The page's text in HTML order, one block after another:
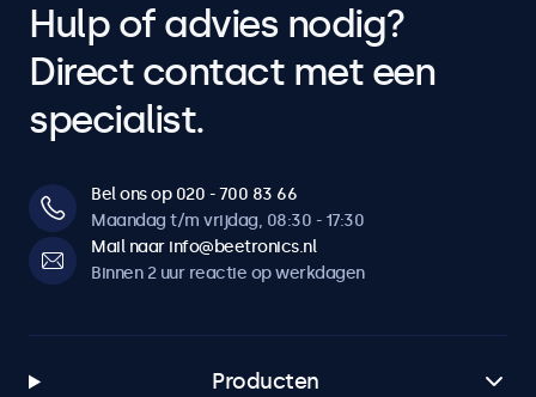
Hulp of advies nodig?
Direct contact met een
specialist.
Bel ons op 020 - 700 83 66
Maandag t/m vrijdag, 08:30 - 17:30
Mail naar info@beetronics.nl
Binnen 2 uur reactie op werkdagen
Producten